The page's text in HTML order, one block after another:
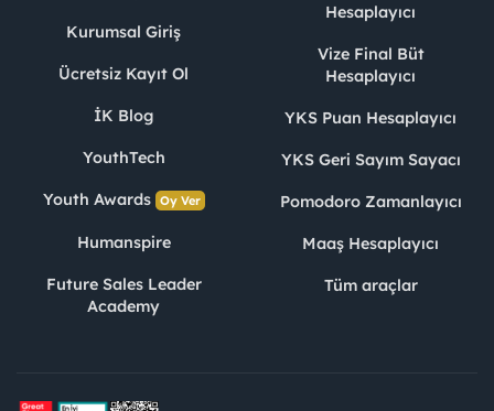
Kurumsal Giriş
Ücretsiz Kayıt Ol
İK Blog
YouthTech
Youth Awards Oy Ver
Humanspire
Future Sales Leader
Academy
Hesaplayıcı
Vize Final Büt
Hesaplayıcı
YKS Puan Hesaplayıcı
YKS Geri Sayım Sayacı
Pomodoro Zamanlayıcı
Maaş Hesaplayıcı
Tüm araçlar